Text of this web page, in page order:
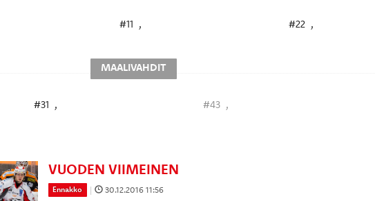
#11 , #22 ,
MAALIVAHDIT
#31 , #43 ,
VUODEN VIIMEINEN
Ennakko | 30.12.2016 11:56